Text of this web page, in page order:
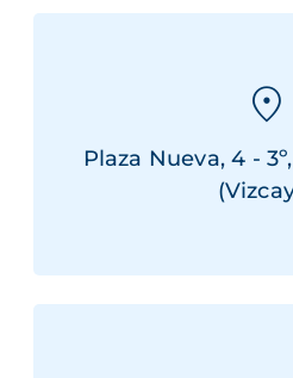
Plaza Nueva, 4 -